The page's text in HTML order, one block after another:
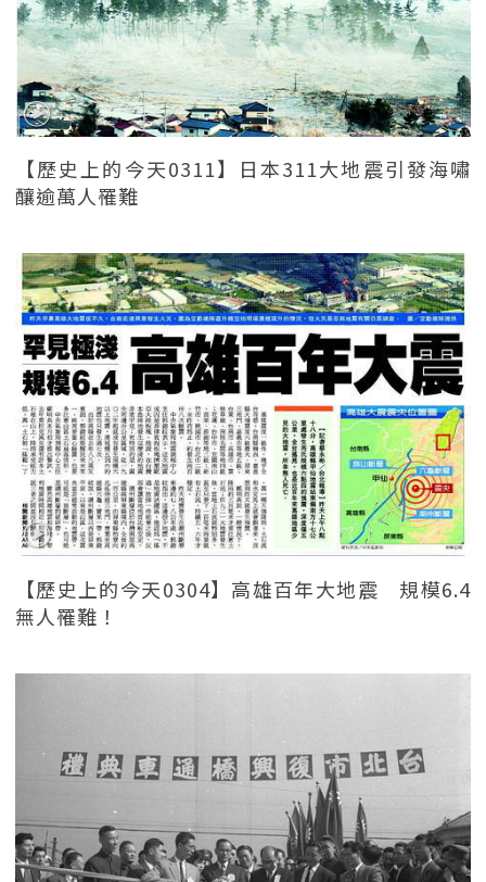
【歷史上的今天0311】日本311大地震引發海嘯
釀逾萬人罹難
【歷史上的今天0304】高雄百年大地震 規模6.4
無人罹難！